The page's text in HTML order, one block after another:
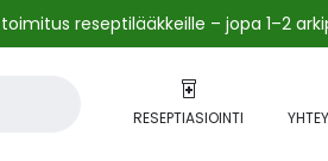
reseptilääkkeille – jopa 1–2
RESEPTIASIOINTI